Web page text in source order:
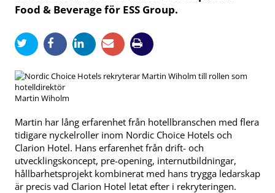
Food & Beverage för ESS Group.
Martin Wiholm
Martin har lång erfarenhet från hotellbranschen med flera
tidigare nyckelroller inom Nordic Choice Hotels och
Clarion Hotel. Hans erfarenhet från drift- och
utvecklingskoncept, pre-opening, internutbildningar,
hållbarhetsprojekt kombinerat med hans trygga ledarskap
är precis vad Clarion Hotel letat efter i rekryteringen.